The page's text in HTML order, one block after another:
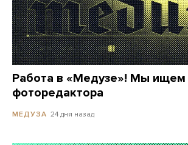
Работа в «Медузе»! Мы ищем
фоторедактора
МЕДУЗА 24 дня назад